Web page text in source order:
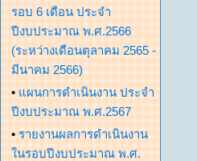
รอบ 6 เดือน ประจำ
ปีงบประมาณ พ.ศ.2566
(ระหว่างเดือนตุลาคม 2565 -
มีนาคม 2566)
• แผนการดำเนินงาน ประจำ
ปีงบประมาณ พ.ศ.2567
• รายงานผลการดำเนินงาน
ในรอบปีงบประมาณ พ.ศ.